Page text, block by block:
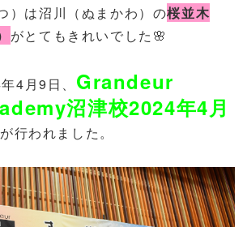
）は沼川（ぬまかわ）の桜並木
がとてもきれいでした🌸
4月9日、 Grandeur
沼津校2024年4月
が行われました。